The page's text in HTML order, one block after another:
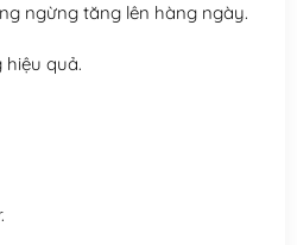
ngừng tăng lên hàng ngày.
quả.